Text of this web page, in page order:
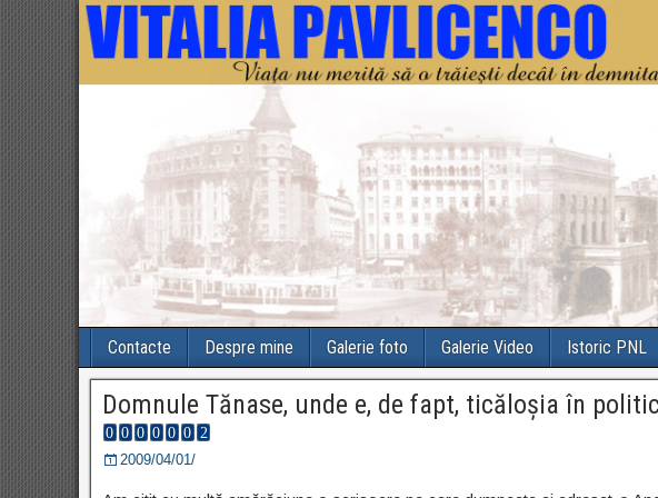
Contacte Despre mine Galerie foto Galerie Video Istoric PNL
Domnule Tănase, unde e, de fapt, ticăloşia în
2009/04/01/